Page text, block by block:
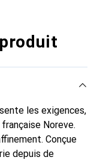
les exigences,
Noreve.
Conçue
depuis de